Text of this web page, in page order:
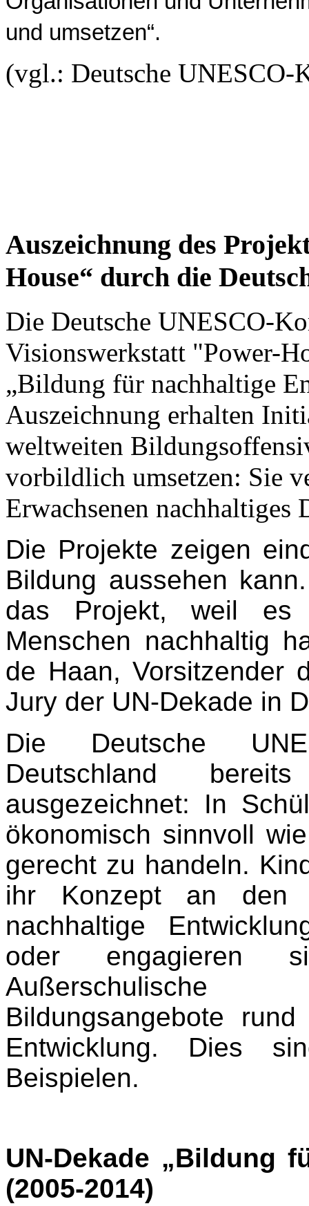
und umsetzen“.
(vgl.: Deutsche UNESCO-
Auszeichnung des
House“ durch die
Die Deutsche UNESCO-
Visionswerkstatt "Power-
„Bildung für nachhaltige
Auszeichnung erhalten
weltweiten
vorbildlich umsetzen: Sie
Erwachsenen nachhaltiges
Die Projekte zeigen
Bildung aussehen
das Projekt, weil es
Menschen nachhaltig
de Haan, Vorsitzender
Jury der UN-Dekade in
Die Deutsche
Deutschland
ausgezeichnet: In
ökonomisch sinnvoll
gerecht zu handeln.
ihr Konzept an den
nachhaltige
oder engagieren
Bildungsangebote
Entwicklung. Dies
Beispielen.
UN-Dekade „Bildung
(2005-2014)